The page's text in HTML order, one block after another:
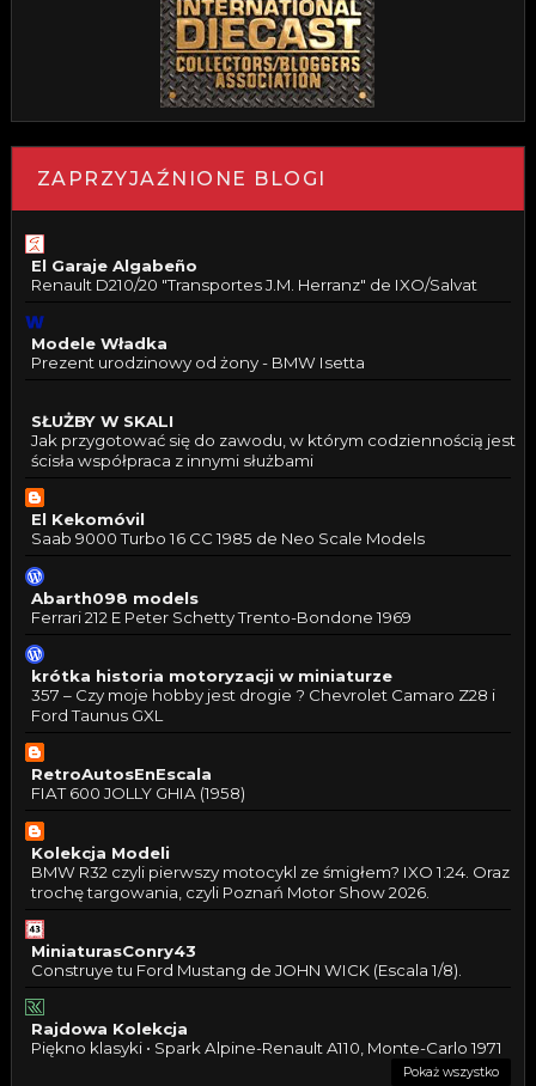
ZAPRZYJAŹNIONE BLOGI
El Garaje Algabeño
Renault D210/20 "Transportes J.M. Herranz" de IXO/Salvat
Modele Władka
Prezent urodzinowy od żony - BMW Isetta
SŁUŻBY W SKALI
Jak przygotować się do zawodu, w którym codziennością jest
ścisła współpraca z innymi służbami
El Kekomóvil
Saab 9000 Turbo 16 CC 1985 de Neo Scale Models
Abarth098 models
Ferrari 212 E Peter Schetty Trento-Bondone 1969
krótka historia motoryzacji w miniaturze
357 – Czy moje hobby jest drogie ? Chevrolet Camaro Z28 i
Ford Taunus GXL
RetroAutosEnEscala
FIAT 600 JOLLY GHIA (1958)
Kolekcja Modeli
BMW R32 czyli pierwszy motocykl ze śmigłem? IXO 1:24. Oraz
trochę targowania, czyli Poznań Motor Show 2026.
MiniaturasConry43
Construye tu Ford Mustang de JOHN WICK (Escala 1/8).
Rajdowa Kolekcja
Piękno klasyki • Spark Alpine-Renault A110, Monte-Carlo 1971
Pokaż wszystko